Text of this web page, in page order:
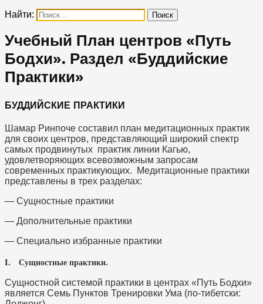
Найти:
Учебный План центров «Путь
Бодхи». Раздел «Буддийские
Практики»
БУДДИЙСКИЕ ПРАКТИКИ
Шамар Ринпоче составил план медитационных практик
для своих центров, представляющий широкий спектр
самых продвинутых практик линии Кагью,
удовлетворяющих всевозможным запросам
современных практикующих. Медитационные практики
представлены в трех разделах:
— Сущностные практики
— Дополнительные практики
— Специально избранные практики
I. Сущностные практики.
Сущностной системой практики в центрах «Путь Бодхи»
является Семь Пунктов Тренировки Ума (по-тибетски: